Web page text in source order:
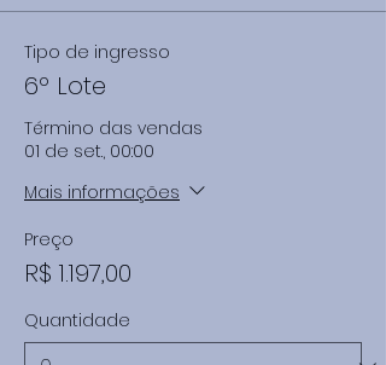
Tipo de ingresso
6º Lote
Término das vendas
01 de set., 00:00
Mais informações
Preço
R$ 1.197,00
Quantidade